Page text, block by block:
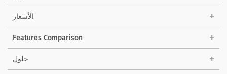
الأسعار
Features Comparison
حلول